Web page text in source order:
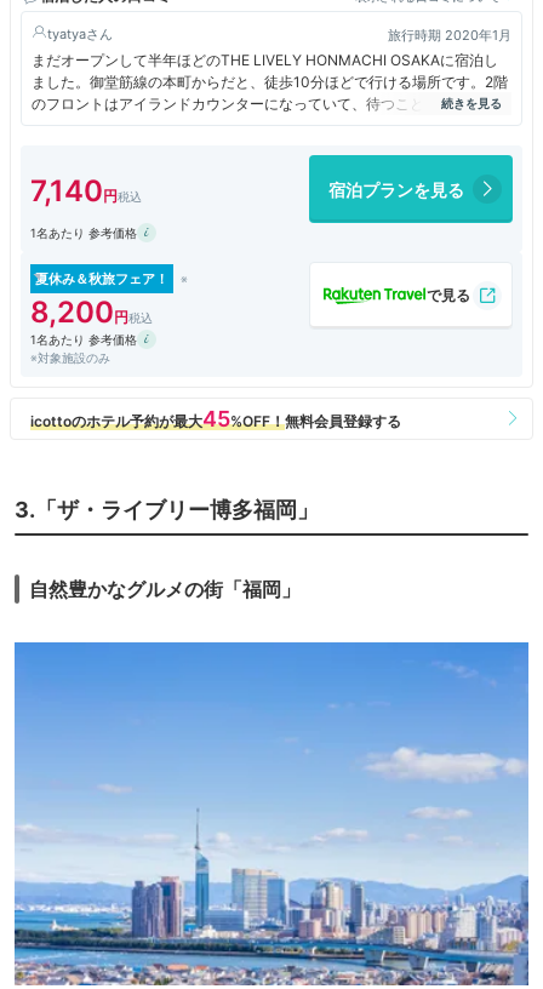
tyatya 旅行時期 2020年1月
まだオープンして半年ほどのTHE LIVELY HONMACHI OSAKAに宿泊し
ました。御堂筋線の本町からだと、徒歩10分ほどで行ける場所です。2階
のフロントはアイランドカウンターになっていて、待つことなくチェック
インができました。ロビーラウンジはソファーに色とりどりのクッショ
7,140 宿泊プランを見る
1名あたり 参考価格
夏休み＆秋旅フェア！
8,200
1名あたり 参考価格
※対象施設のみ
3.「ザ・ライブリー博多福岡」
自然豊かなグルメの街「福岡」